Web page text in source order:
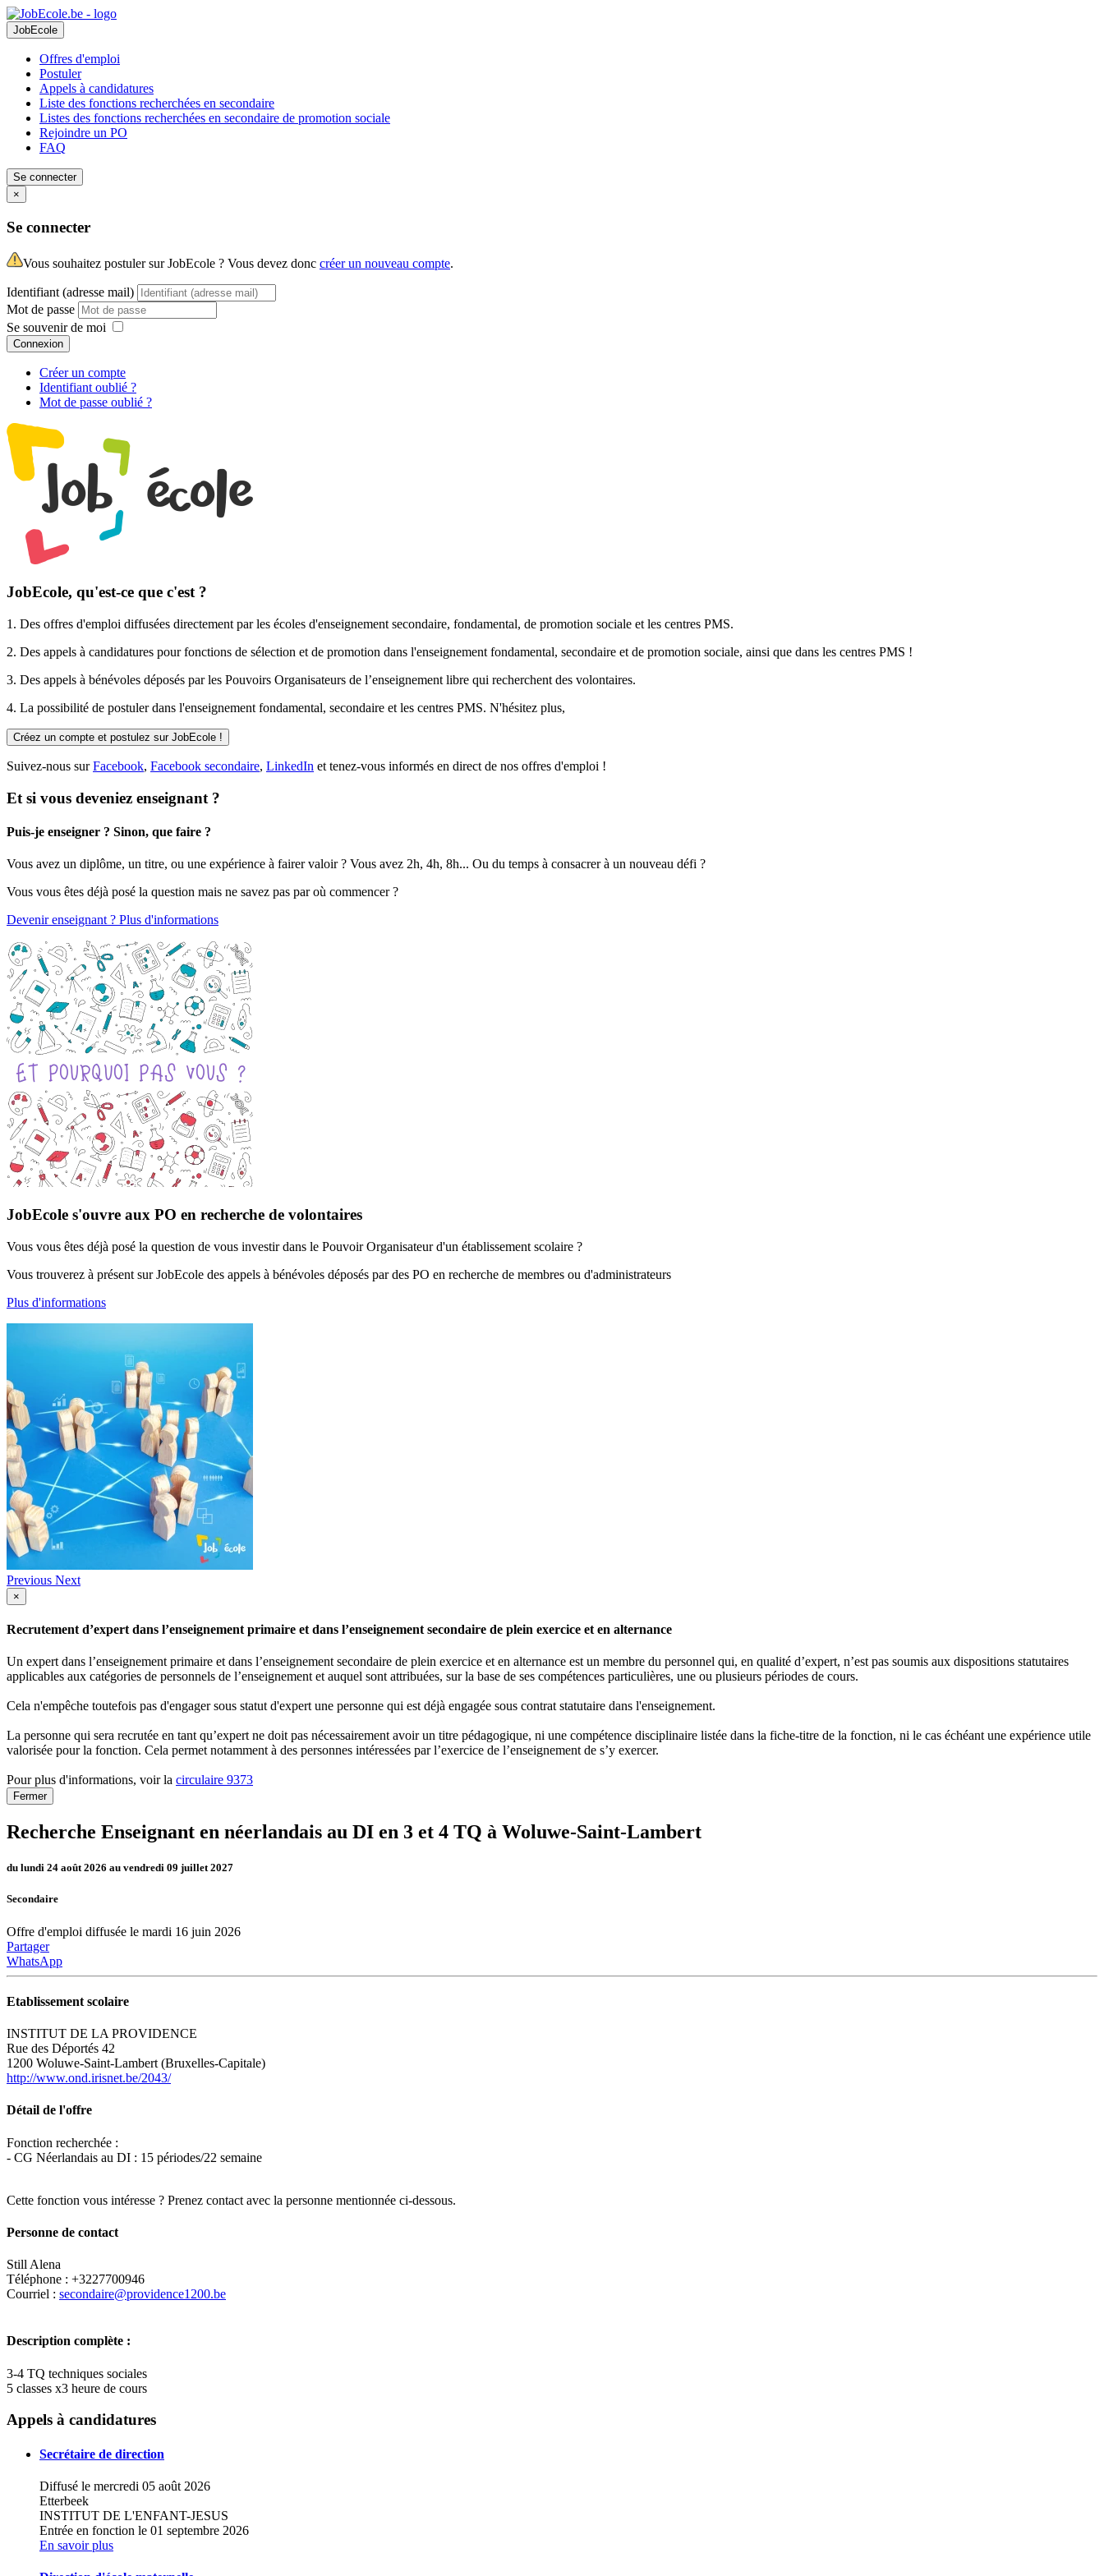
JobEcole
Offres d'emploi
Postuler
Appels à candidatures
Liste des fonctions recherchées en secondaire
Listes des fonctions recherchées en secondaire de promotion sociale
Rejoindre un PO
FAQ
Se connecter
×
Se connecter
Vous souhaitez postuler sur JobEcole ? Vous devez donc créer un nouveau compte.
Identifiant (adresse mail)
Mot de passe
Se souvenir de moi
Connexion
Créer un compte
Identifiant oublié ?
Mot de passe oublié ?
JobEcole, qu'est-ce que c'est ?
1. Des offres d'emploi diffusées directement par les écoles d'enseignement secondaire, fondamental, de promotion sociale et les centres PMS.
2. Des appels à candidatures pour fonctions de sélection et de promotion dans l'enseignement fondamental, secondaire et de promotion sociale, ainsi que dans les centres PMS !
3. Des appels à bénévoles déposés par les Pouvoirs Organisateurs de l’enseignement libre qui recherchent des volontaires.
4. La possibilité de postulerdans l'enseignement fondamental, secondaire et les centres PMS. N'hésitez plus,
Créez un compte et postulez sur JobEcole !
Suivez-nous surFacebook, Facebook secondaire, LinkedIn et tenez-vous informés en direct de nos offres d'emploi !
Et si vous deveniez enseignant ?
Puis-je enseigner ? Sinon, que faire ?
Vous avez un diplôme, un titre, ou une expérience à fairer valoir ? Vous avez 2h, 4h, 8h... Ou du temps à consacrer à un nouveau défi ?
Vous vous êtes déjà posé la question mais ne savez pas par où commencer ?
Devenir enseignant ? Plus d'informations
JobEcole s'ouvre aux PO en recherche de volontaires
Vous vous êtes déjà posé la question de vous investir dans le Pouvoir Organisateur d'un établissement scolaire ?
Vous trouverez à présent sur JobEcole des appels à bénévoles déposés par des PO en recherche de membres ou d'administrateurs
Plus d'informations
Previous Next
×
Recrutement d’expert dans l’enseignement primaire et dans l’enseignement secondaire de plein exercice et en alternance
Un expert dans l’enseignement primaire et dans l’enseignement secondaire de plein exercice et en alternance est un membre du personnel qui, en qualité d’expert, n’est pas soumis aux dispositions statutaires
applicables aux catégories de personnels de l’enseignement et auquel sont attribuées, sur la base de ses compétences particulières, une ou plusieurs périodes de cours.
Cela n'empêche toutefois pas d'engager sous statut d'expert une personne qui est déjà engagée sous contrat statutaire dans l'enseignement.
La personne qui sera recrutée en tant qu’expert ne doit pas nécessairement avoir un titre pédagogique, ni une compétence disciplinaire listée dans la fiche-titre de la fonction, ni le cas échéant une expérience utile
valorisée pour la fonction. Cela permet notamment à des personnes intéressées par l’exercice de l’enseignement de s’y exercer.
Pour plus d'informations, voir la circulaire 9373
Fermer
Recherche Enseignant en néerlandais au DI en 3 et 4 TQ à Woluwe-Saint-Lambert
du lundi 24 août 2026 au vendredi 09 juillet 2027
Secondaire
Offre d'emploi diffusée le mardi 16 juin 2026
Partager
WhatsApp
Etablissement scolaire
INSTITUT DE LA PROVIDENCE
Rue des Déportés 42
1200 Woluwe-Saint-Lambert (Bruxelles-Capitale)
http://www.ond.irisnet.be/2043/
Détail de l'offre
Fonction recherchée :
- CG Néerlandais au DI : 15 périodes/22 semaine
Cette fonction vous intéresse ? Prenez contact avec la personne mentionnée ci-dessous.
Personne de contact
Still Alena
Téléphone : +3227700946
Courriel : secondaire@providence1200.be
Description complète :
3-4 TQ techniques sociales
5 classes x3 heure de cours
+
Appels à candidatures
Secrétaire de direction
Diffusé le mercredi 05 août 2026
Etterbeek
INSTITUT DE L'ENFANT-JESUS
Entrée en fonction le 01 septembre 2026
En savoir plus